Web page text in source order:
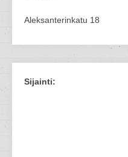
Aleksanterinkatu 18
Sijainti: